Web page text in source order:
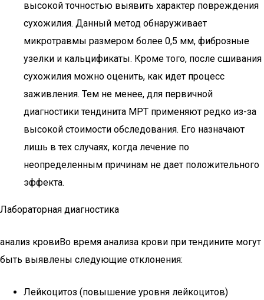
высокой точностью выявить характер повреждения
сухожилия. Данный метод обнаруживает
микротравмы размером более 0,5 мм, фиброзные
узелки и кальцификаты. Кроме того, после сшивания
сухожилия можно оценить, как идет процесс
заживления. Тем не менее, для первичной
диагностики тендинита МРТ применяют редко из-за
высокой стоимости обследования. Его назначают
лишь в тех случаях, когда лечение по
неопределенным причинам не дает положительного
эффекта.
Лабораторная диагностика
анализ кровиВо время анализа крови при тендините могут
быть выявлены следующие отклонения:
Лейкоцитоз (повышение уровня лейкоцитов)